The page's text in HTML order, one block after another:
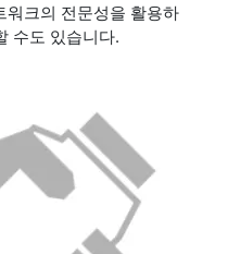
워크의 전문성을 활용하
수도 있습니다.